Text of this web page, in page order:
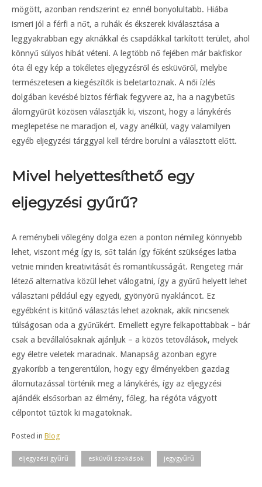
mögött, azonban rendszerint ez ennél bonyolultabb. Hiába
ismeri jól a férfi a nőt, a ruhák és ékszerek kiválasztása a
leggyakrabban egy aknákkal és csapdákkal tarkított terület, ahol
könnyű súlyos hibát véteni. A legtöbb nő fejében már bakfiskor
óta él egy kép a tökéletes eljegyzésről és esküvőről, melybe
természetesen a kiegészítők is beletartoznak. A női ízlés
dolgában kevésbé biztos férfiak fegyvere az, ha a nagybetűs
álomgyűrűt közösen választják ki, viszont, hogy a lánykérés
meglepetése ne maradjon el, vagy anélkül, vagy valamilyen
egyéb eljegyzési tárggyal kell térdre borulni a választott előtt.
Mivel helyettesíthető egy
eljegyzési gyűrű?
A reménybeli vőlegény dolga ezen a ponton némileg könnyebb
lehet, viszont még így is, sőt talán így főként szükséges latba
vetnie minden kreativitását és romantikusságát. Rengeteg már
létező alternatíva közül lehet válogatni, így a gyűrű helyett lehet
választani például egy egyedi, gyönyörű nyakláncot. Ez
egyébként is kitűnő választás lehet azoknak, akik nincsenek
túlságosan oda a gyűrűkért. Emellett egyre felkapottabbak – bár
csak a bevállalósaknak ajánljuk – a közös tetoválások, melyek
egy életre veletek maradnak. Manapság azonban egyre
gyakoribb a tengerentúlon, hogy egy élményekben gazdag
álomutazással történik meg a lánykérés, így az eljegyzési
ajándék elsősorban az élmény, főleg, ha régóta vágyott
célpontot tűztök ki magatoknak.
Posted in Blog
eljegyzési gyűrű esküvői szokások jegygyűrű